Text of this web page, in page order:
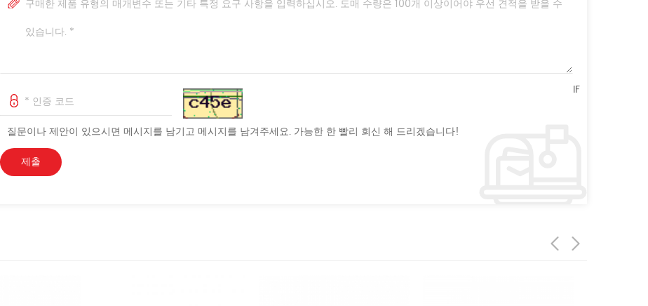
IF
질문이나 제안이 있으시면 메시지를 남기고 메시지를 남겨주세요. 가능한 한 빨리 회신 해 드리겠습니다!